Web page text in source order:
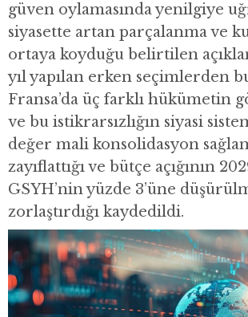
güven oylamasında yenilgiye
siyasette artan parçalanma ve
ortaya koyduğu belirtilen
yıl yapılan erken seçimlerden
Fransa’da üç farklı hükümetin
ve bu istikrarsızlığın siyasi
değer mali konsolidasyon
zayıflattığı ve bütçe açığının
GSYH’nin yüzde 3’üne
zorlaştırdığı kaydedildi.